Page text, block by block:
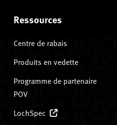
Ressources
Centre de rabais
Produits en vedette
Programme de partenaire
POV
LochSpec